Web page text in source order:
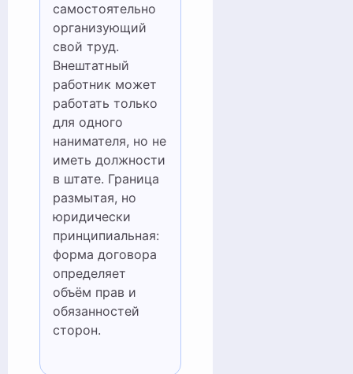
самостоятельно
организующий
свой труд.
Внештатный
работник может
работать только
для одного
нанимателя, но не
иметь должности
в штате. Граница
размытая, но
юридически
принципиальная:
форма договора
определяет
объём прав и
обязанностей
сторон.